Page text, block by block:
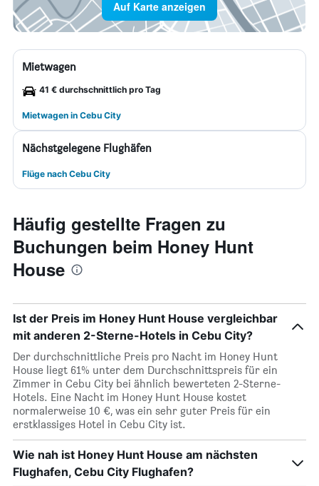
Auf Karte anzeigen
Mietwagen
41 € durchschnittlich pro Tag
Mietwagen in Cebu City
Nächstgelegene Flughäfen
Flüge nach Cebu City
Häufig gestellte Fragen zu
Buchungen beim Honey Hunt
House
Ist der Preis im Honey Hunt House vergleichbar
mit anderen 2-Sterne-Hotels in Cebu City?
Der durchschnittliche Preis pro Nacht im Honey Hunt
House liegt 61% unter dem Durchschnittspreis für ein
Zimmer in Cebu City bei ähnlich bewerteten 2-Sterne-
Hotels. Eine Nacht im Honey Hunt House kostet
normalerweise 10 €, was ein sehr guter Preis für ein
erstklassiges Hotel in Cebu City ist.
Wie nah ist Honey Hunt House am nächsten
Flughafen, Cebu City Flughafen?